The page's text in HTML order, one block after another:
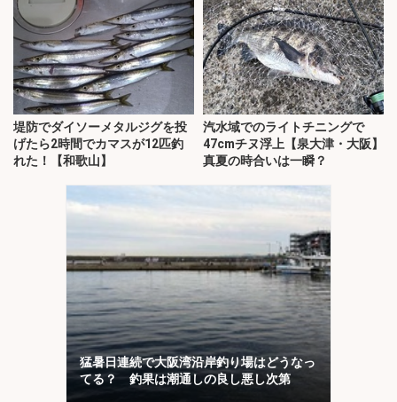
堤防でダイソーメタルジグを投
げたら2時間でカマスが12匹釣
れた！【和歌山】
汽水域でのライトチニングで
47cmチヌ浮上【泉大津・大阪】
真夏の時合いは一瞬？
猛暑日連続で大阪湾沿岸釣り場はどうなっ
てる？ 釣果は潮通しの良し悪し次第